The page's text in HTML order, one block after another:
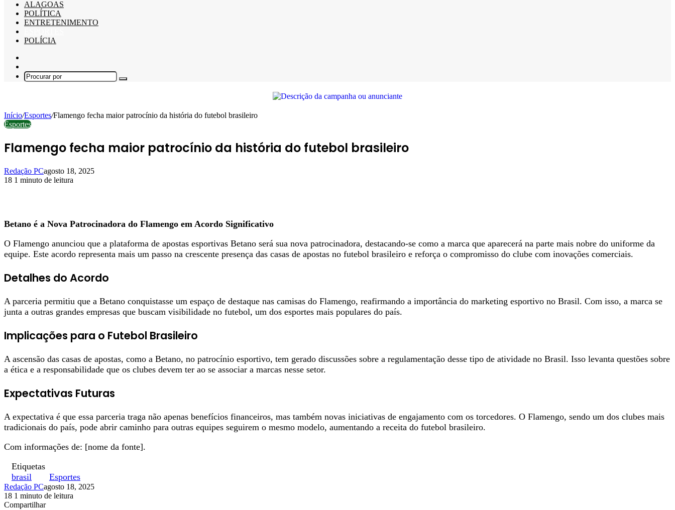
ALAGOAS
POLÍTICA
ENTRETENIMENTO
POLÍCIA
skin
Procurar
Início/Esportes/Flamengo fecha maior patrocínio da história do futebol brasileiro
Esportes
Flamengo fecha maior patrocínio da história do futebol brasileiro
Redação PCagosto 18, 2025
18 1 minuto de leitura
Betano é a Nova Patrocinadora do Flamengo em Acordo Significativo
O Flamengo anunciou que a plataforma de apostas esportivas Betano será sua nova patrocinadora, destacando-se como a marca que aparecerá na parte mais nobre do uniforme da
equipe. Este acordo representa mais um passo na crescente presença das casas de apostas no futebol brasileiro e reforça o compromisso do clube com inovações comerciais.
Detalhes do Acordo
A parceria permitiu que a Betano conquistasse um espaço de destaque nas camisas do Flamengo, reafirmando a importância do marketing esportivo no Brasil. Com isso, a marca se
junta a outras grandes empresas que buscam visibilidade no futebol, um dos esportes mais populares do país.
Implicações para o Futebol Brasileiro
A ascensão das casas de apostas, como a Betano, no patrocínio esportivo, tem gerado discussões sobre a regulamentação desse tipo de atividade no Brasil. Isso levanta questões sobre
a ética e a responsabilidade que os clubes devem ter ao se associar a marcas nesse setor.
Expectativas Futuras
A expectativa é que essa parceria traga não apenas benefícios financeiros, mas também novas iniciativas de engajamento com os torcedores. O Flamengo, sendo um dos clubes mais
tradicionais do país, pode abrir caminho para outras equipes seguirem o mesmo modelo, aumentando a receita do futebol brasileiro.
Com informações de: [nome da fonte].
Etiquetas
brasil
Esportes
Redação PCagosto 18, 2025
18 1 minuto de leitura
Facebook
X
Linkedin
Pinterest
WhatsApp
Telegram
Compartilhar